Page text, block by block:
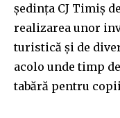
ședința CJ Timiș
realizarea unor
turistică și de
acolo unde timp
tabără pentru